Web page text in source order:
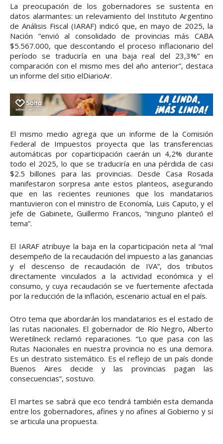
La preocupación de los gobernadores se sustenta en
datos alarmantes: un relevamiento del Instituto Argentino
de Análisis Fiscal (IARAF) indicó que, en mayo de 2025, la
Nación “envió al consolidado de provincias más CABA
$5.567.000, que descontando el proceso inflacionario del
período se traduciría en una baja real del 23,3%” en
comparación con el mismo mes del año anterior”, destaca
un informe del sitio elDiarioAr.
El mismo medio agrega que un informe de la Comisión
Federal de Impuestos proyecta que las transferencias
automáticas por coparticipación caerán un 4,2% durante
todo el 2025, lo que se traduciría en una pérdida de casi
$2.5 billones para las provincias. Desde Casa Rosada
manifestaron sorpresa ante estos planteos, asegurando
que en las recientes reuniones que los mandatarios
mantuvieron con el ministro de Economía, Luis Caputo, y el
jefe de Gabinete, Guillermo Francos, “ninguno planteó el
tema”.
El IARAF atribuye la baja en la coparticipación neta al “mal
desempeño de la recaudación del impuesto a las ganancias
y el descenso de recaudación de IVA”, dos tributos
directamente vinculados a la actividad económica y el
consumo, y cuya recaudación se ve fuertemente afectada
por la reducción de la inflación, escenario actual en el país.
Otro tema que abordarán los mandatarios es el estado de
las rutas nacionales. El gobernador de Río Negro, Alberto
Weretilneck reclamó reparaciones. “Lo que pasa con las
Rutas Nacionales en nuestra provincia no es una demora.
Es un destrato sistemático. Es el reflejo de un país donde
Buenos Aires decide y las provincias pagan las
consecuencias”, sostuvo.
El martes se sabrá que eco tendrá también esta demanda
entre los gobernadores, afines y no afines al Gobierno y si
se articula una propuesta.